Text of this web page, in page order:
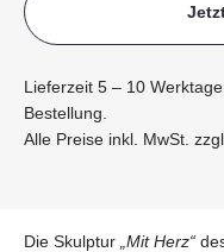
Lieferzeit 5 – 10
Bestellung.
Alle Preise inkl. MwSt. zzgl.
Die Skulptur „Mit Herz“